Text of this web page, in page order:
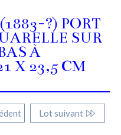
?) PORT
SUR
À
X 23,5 CM
Lot suivant